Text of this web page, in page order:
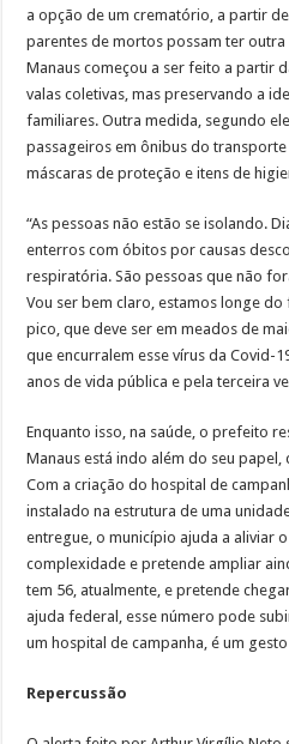
a opção de um crematório, a partir
parentes de mortos possam ter
Manaus começou a ser feito a partir
valas coletivas, mas preservando a
familiares. Outra medida, segundo
passageiros em ônibus do
máscaras de proteção e itens de
“As pessoas não estão se isolando.
enterros com óbitos por causas
respiratória. São pessoas que não
Vou ser bem claro, estamos longe
pico, que deve ser em meados de
que encurralem esse vírus da Covid-
anos de vida pública e pela terceira
Enquanto isso, na saúde, o prefeito
Manaus está indo além do seu
Com a criação do hospital de
instalado na estrutura de uma
entregue, o município ajuda a aliviar
complexidade e pretende ampliar
tem 56, atualmente, e pretende
ajuda federal, esse número pode
um hospital de campanha, é um
Repercussão